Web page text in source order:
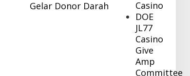
Gelar Donor Darah
Casino
DOE
JL77
Casino
Give
Amp
Committee